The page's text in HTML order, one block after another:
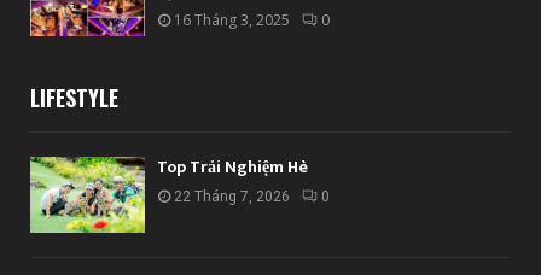
16 Tháng 3, 2025 0
LIFESTYLE
Top Trải Nghiệm Hè
22 Tháng 7, 2026 0